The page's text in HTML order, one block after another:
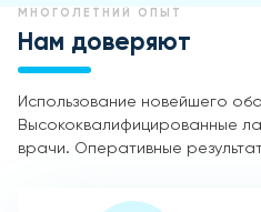
МНОГОЛЕТНИЙ ОПЫТ
Нам доверяют
Использование новейшего
Высококвалифицированные
врачи. Оперативные